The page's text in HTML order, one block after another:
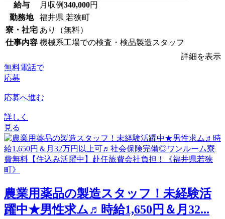
給与 月収例340,000円
勤務地
福井県 若狭町
寮・社宅 あり（無料）
仕事内容 機械系工場での検査・検品製造スタッフ
詳細を表示
無料電話で
応募
応募へ進む
詳しく
見る
農業用薬品の製造スタッフ！未経験活
躍中★男性求ム♬時給1,650円＆月32...